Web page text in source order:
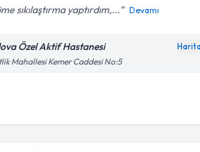
sıkılaştırma yaptırdım,...
Devamı
Özel Aktif Hastanesi
Mahallesi Kemer Caddesi No:5